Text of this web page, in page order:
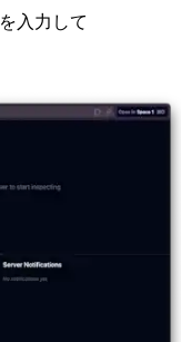
を入力して